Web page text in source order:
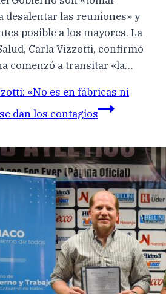
desalentar las reuniones» y
posible a los mayores. La
Carla Vizzotti, confirmó
comenzó a transitar «la…
«No es en fábricas ni
dan los contagios